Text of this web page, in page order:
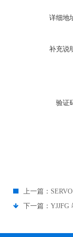
详细地
补充说
验证
上一篇：
下一篇： YJJFG